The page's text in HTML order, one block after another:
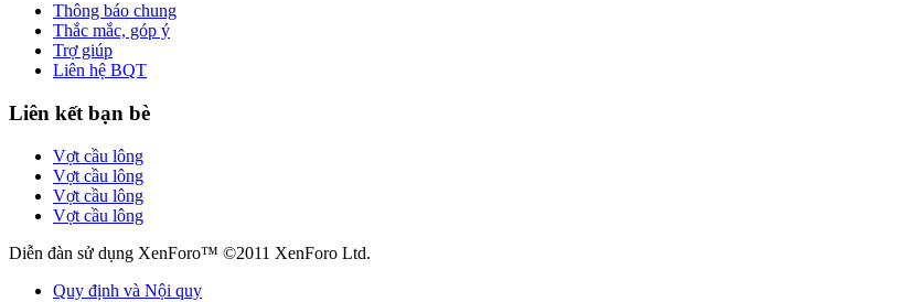
Thông báo chung
Thắc mắc, góp ý
Trợ giúp
Liên hệ BQT
Liên kết bạn bè
Vợt cầu lông
Vợt cầu lông
Vợt cầu lông
Vợt cầu lông
Diễn đàn sử dụng XenForo™ ©2011 XenForo Ltd.
Quy định và Nội quy